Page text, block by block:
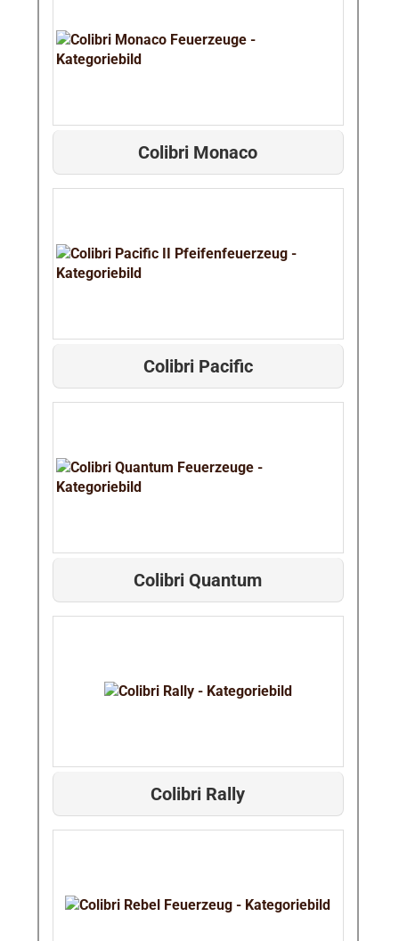
Colibri Monaco
Colibri Pacific
Colibri Quantum
Colibri Rally